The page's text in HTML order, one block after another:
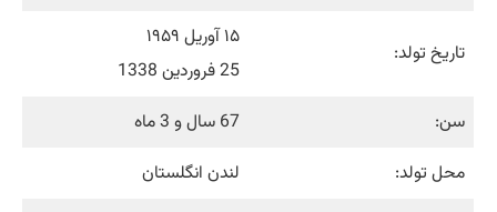
تاریخ تولد:
۱۵ آوریل ۱۹۵۹
25 فروردین 1338
سن:
67 سال و 3 ماه
محل تولد:
لندن انگلستان